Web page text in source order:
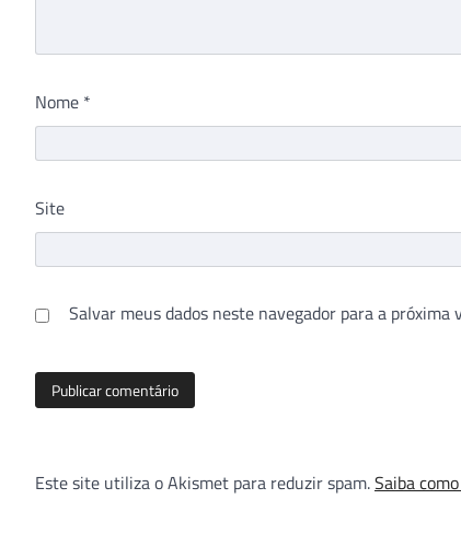
Nome *
Site
Salvar meus dados neste navegador para a próxima
Este site utiliza o Akismet para reduzir spam.Saiba